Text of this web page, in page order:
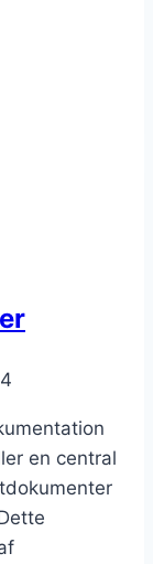
en central